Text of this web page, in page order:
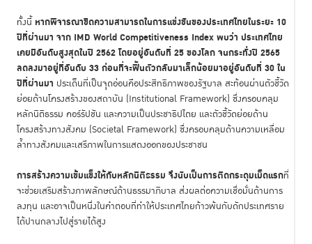
ทั้งนี้ หากพิจารณาขีดความสามารถในการแข่งขันของประเทศไทยในระยะ 10
ปีที่ผ่านมา จาก IMD World Competitiveness Index พบว่า ประเทศไทย
เคยมีอันดับสูงสุดในปี 2562 โดยอยู่อันดับที่ 25 ของโลก จนกระทั่งปี 2565
ลดลงมาอยู่ที่อันดับ 33 ก่อนที่จะฟื้นตัวกลับมาเล็กน้อยมาอยู่อันดับที่ 30 ใน
ปีที่ผ่านมา ประเด็นที่เป็นจุุดอ่อนคือประสิทธิภาพของรัฐบาล สะท้อนผ่านตัวชี้วัด
ย่อยด้านโครงสร้างของสถาบัน (Institutional Framework) ซึ่งครอบคลุม
หลักนิติธรรม คอร์รัปชัน และความเป็นประชาธิปไตย และตัวชี้วัดย่อยด้าน
โครงสร้างทางสังคม (Societal Framework) ซึ่งครอบคลุมด้านความเหลื่อม
ล้ำทางสังคมและเสรีภาพในการแสดงออกของประชาชน
การสร้างความเข้มแข็งให้กับหลักนิติธรรม จึงนับเป็นการติดกระดุมเม็ดแรกที่
จะช่วยเสริมสร้างภาพลักษณ์ด้านธรรมาภิบาล ส่งผลต่อความเชื่อมั่นด้านการ
ลงทุน และอาจเป็นหนึ่งในคำตอบที่ทำให้ประเทศไทยก้าวพ้นกับดักประเทศราย
ได้ปานกลางไปสู่รายได้สูง